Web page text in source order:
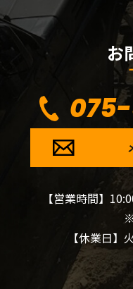
お
【営業時間】
※
【休業日】